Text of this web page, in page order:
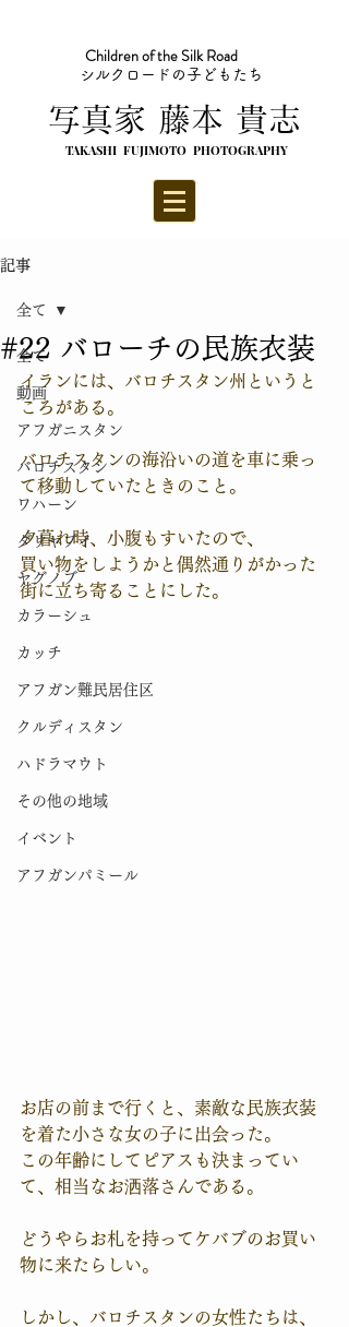
​写真家 藤本 貴志
TAKASHI FUJIMOTO PHOTOGRAPHY
Children of the Silk Road
シルクロードの子どもたち
記事
全て
動画
アフガニスタン
バロチスタン
ワハーン
ダリヤブイ
ヤグノブ
カラーシュ
カッチ
アフガン難民居住区
クルディスタン
ハドラマウト
その他の地域
イベント
アフガンパミール
全て
#22 バローチの民族衣装
イランには、バロチスタン州というと
ころがある。
バロチスタンの海沿いの道を車に乗っ
て移動していたときのこと。
夕暮れ時、小腹もすいたので、
買い物をしようかと偶然通りがかった
街に立ち寄ることにした。
お店の前まで行くと、素敵な民族衣装
を着た小さな女の子に出会った。
この年齢にしてピアスも決まってい
て、相当なお洒落さんである。
どうやらお札を持ってケバブのお買い
物に来たらしい。
しかし、バロチスタンの女性たちは、